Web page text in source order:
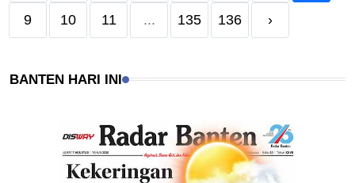
9 10 11 ... 135 136 ›
BANTEN HARI INI